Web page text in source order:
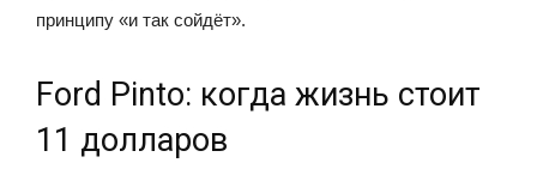
принципу «и так сойдёт».
Ford Pinto: когда жизнь стоит
11 долларов